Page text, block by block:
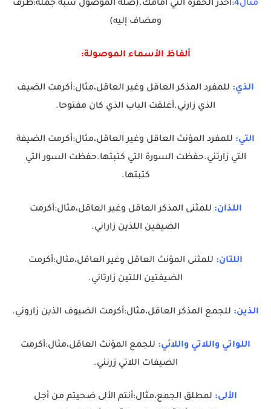
مثال4
:احذر الحفرة التي أمامك.(صلة الموصول شبه جملة:ظرف
ومضاف إليه)
ألفاظ الأسماء الموصولة:
الذي: للمفرد المذكر العاقل وغير العاقل،مثال:أكرمت الضيف
الذي زارني.أغلقت الباب الذي كان مفتوحا.
التي: للمفرد المؤنث العاقل وغير العاقل،مثال:أكرمت الضيفة
التي زارتني.حفظت السورة التي كتبتها.حفظت السور التي
كتبتها.
اللذان: للمثنى المذكر العاقل وغير العاقل،مثال:أكرمت
الضيفين اللذين زاراني.
اللتان: للمثنى المؤنث العاقل وغير العاقل،مثال:أكرمت
الضيفتين اللتين زارتاني.
الذين: للجمع المذكر العاقل،مثال:أكرمت الضيوف الذين زاروني.
اللواتي واللاتي واللائي: للجمع المؤنث العاقل،مثال:أكرمت
الضيفات اللاتي زرنني.
الألى: لمطلق الجمع،مثال:أنتم الألى ضحيتم من أجل